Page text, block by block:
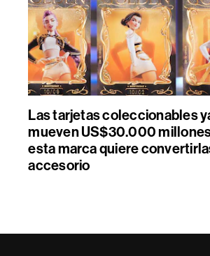
Las tarjetas coleccionables
mueven US$30.000
esta marca quiere
accesorio